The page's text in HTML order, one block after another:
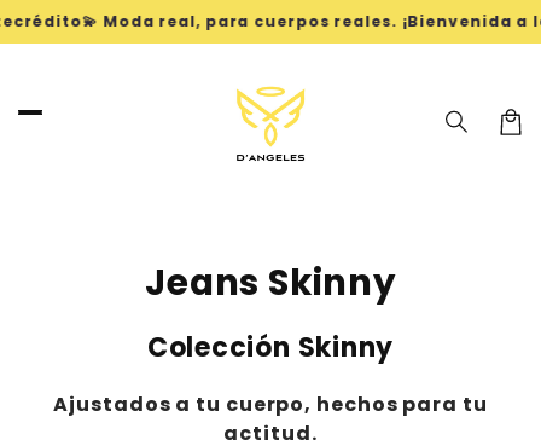
contenido
💫 Moda real, para cuerpos reales. ¡Bienvenida a la
C
o
l
e
Jeans Skinny
Colección Skinny
Ajustados a tu cuerpo, hechos para tu
actitud.